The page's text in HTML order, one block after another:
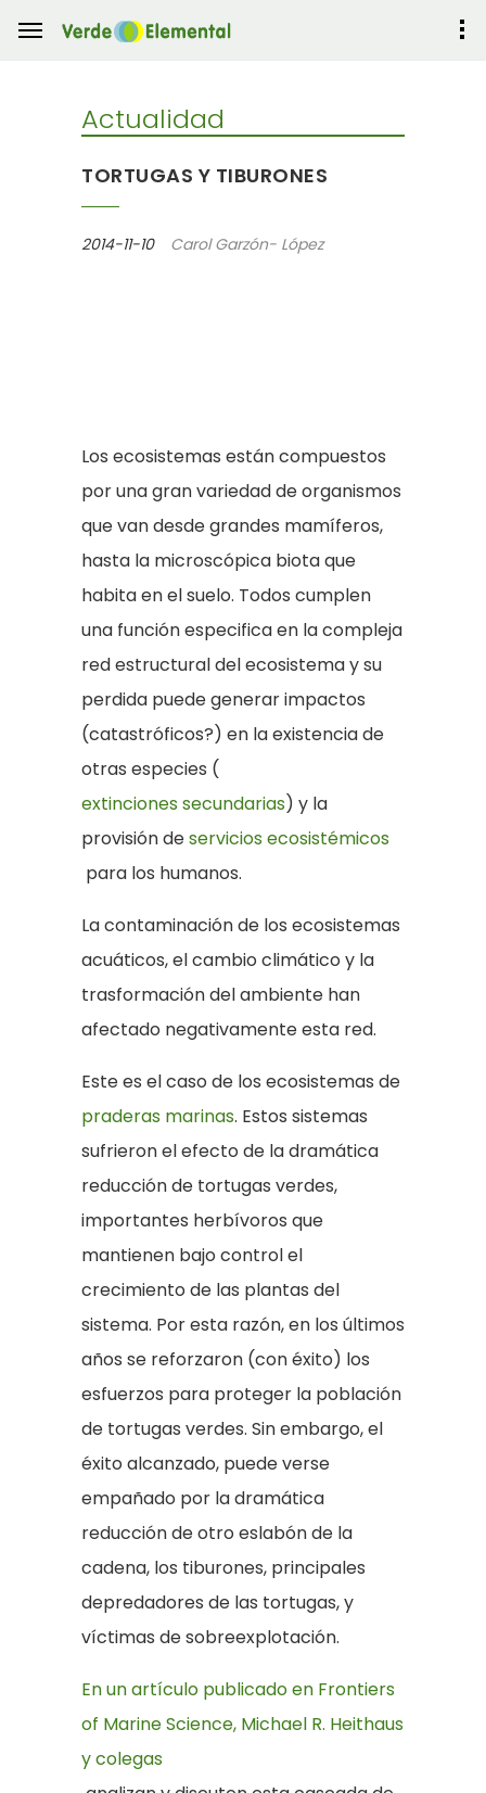
Actualidad
TORTUGAS Y TIBURONES
2014-11-10 Carol Garzón- López
Los ecosistemas están compuestos
por una gran variedad de organismos
que van desde grandes mamíferos,
hasta la microscópica biota que
habita en el suelo. Todos cumplen
una función especifica en la compleja
red estructural del ecosistema y su
perdida puede generar impactos
(catastróficos?) en la existencia de
otras especies (
extinciones secundarias) y la
provisión deservicios ecosistémicos
para los humanos.
La contaminación de los ecosistemas
acuáticos, el cambio climático y la
trasformación del ambiente han
afectado negativamente esta red.
Este es el caso de los ecosistemas de
praderas marinas. Estos sistemas
sufrieron el efecto de la dramática
reducción de tortugas verdes,
importantes herbívoros que
mantienen bajo control el
crecimiento de las plantas del
sistema. Por esta razón, en los últimos
años se reforzaron (con éxito) los
esfuerzos para proteger la población
de tortugas verdes. Sin embargo, el
éxito alcanzado, puede verse
empañado por la dramática
reducción de otro eslabón de la
cadena, los tiburones, principales
depredadores de las tortugas, y
víctimas de sobreexplotación.
En un artículo publicado en Frontiers
of Marine Science, Michael R. Heithaus
y colegas